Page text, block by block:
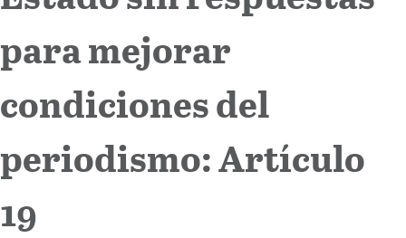
Cultura
para mejorar
condiciones del
periodismo: Artículo
19